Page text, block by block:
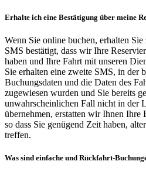
Erhalte ich eine Bestätigung über meine
Wenn Sie online buchen, erhalten
SMS bestätigt, dass wir Ihre
haben und Ihre Fahrt mit unseren
Sie erhalten eine zweite SMS, in der
Buchungsdaten und die Daten des
zugewiesen wurden und Sie bereits
unwahrscheinlichen Fall nicht in der
übernehmen, erstatten wir Ihnen Ihre
so dass Sie genügend Zeit haben,
treffen.
Was sind einfache und Rückfahrt-